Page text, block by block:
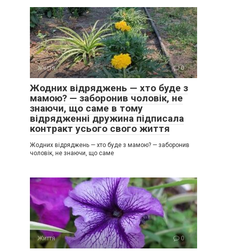
Життя 0
Жодних відряджень — хто буде з
мамою? — заборонив чоловік, не
знаючи, що саме в тому
відрядженні дружина підписала
контракт усього свого життя
Жодних відряджень — хто буде з мамою? — заборонив
чоловік, не знаючи, що саме
Життя 0